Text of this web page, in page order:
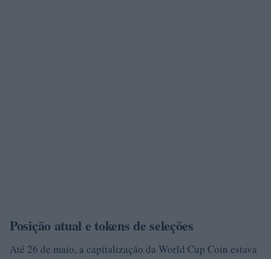
Posição atual e tokens de seleções
Até 26 de maio, a capitalização da World Cup Coin estava